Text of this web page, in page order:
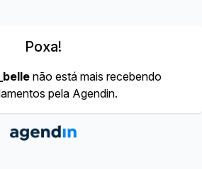
Poxa!
não está mais recebendo
pela Agendin.